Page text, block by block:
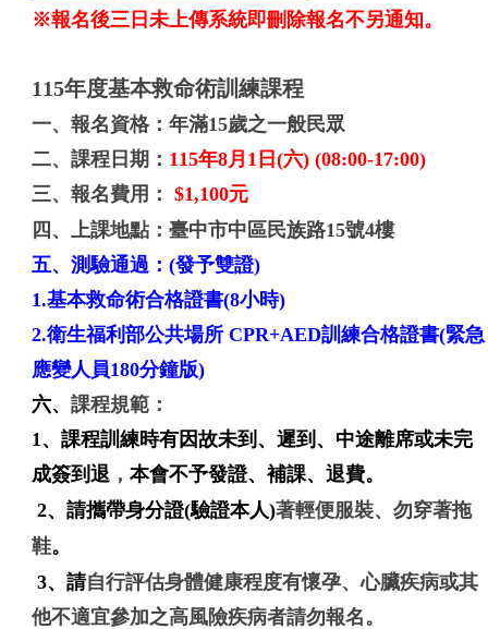
※報名後三日未上傳系統即刪除報名不另通知。
115年度基本救命術訓練課程
一、報名資格：年滿15歲之一般民眾
二、課程日期： 115年8月1日(六) (08:00-17:00)
三、報名費用：
$1,100元
四、上課地點：臺中市中區民族路15號4樓
五、測驗通過：(發予雙證)
1.基本救命術合格證書(8小時)
2.衛生福利部公共場所 CPR+AED訓練合格證書(緊急
應變人員180分鐘版)
六、課程規範：
1、課程訓練時有因故未到 、遲到 、 中途離席或未完
成簽到退 ，本會不予發證、補課、退費。
2、請攜帶身分證(驗證本人)著輕便服裝、勿穿著拖
鞋。
3、請自行評估身體健康程度有懷孕、心臟疾病或其
他不適宜參加之高風險疾病者請勿報名。